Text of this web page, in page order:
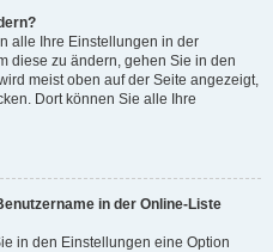
alle Ihre Einstellungen in der
diese zu ändern, gehen Sie in den
meist oben auf der Seite angezeigt,
Dort können Sie alle Ihre
in der Online-Liste
in den Einstellungen eine Option